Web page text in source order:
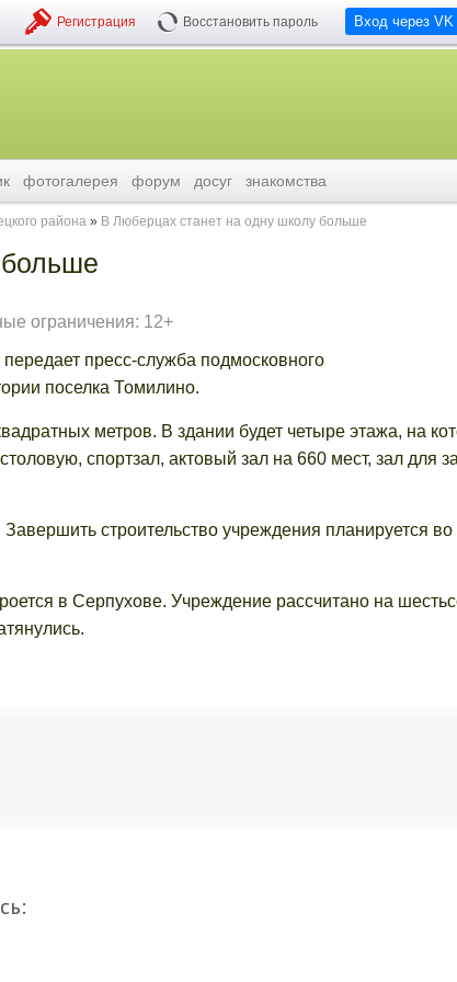
Вход через VK
Регистрация Восстановить пароль
фотогалерея форум досуг знакомства
района В Люберцах станет на одну школу больше
ограничения: 12+
пресс-служба подмосковного
поселка Томилино.
метров. В здании будет четыре этажа, на
спортзал, актовый зал на 660 мест, зал для
строительство учреждения планируется во
в Серпухове. Учреждение рассчитано на